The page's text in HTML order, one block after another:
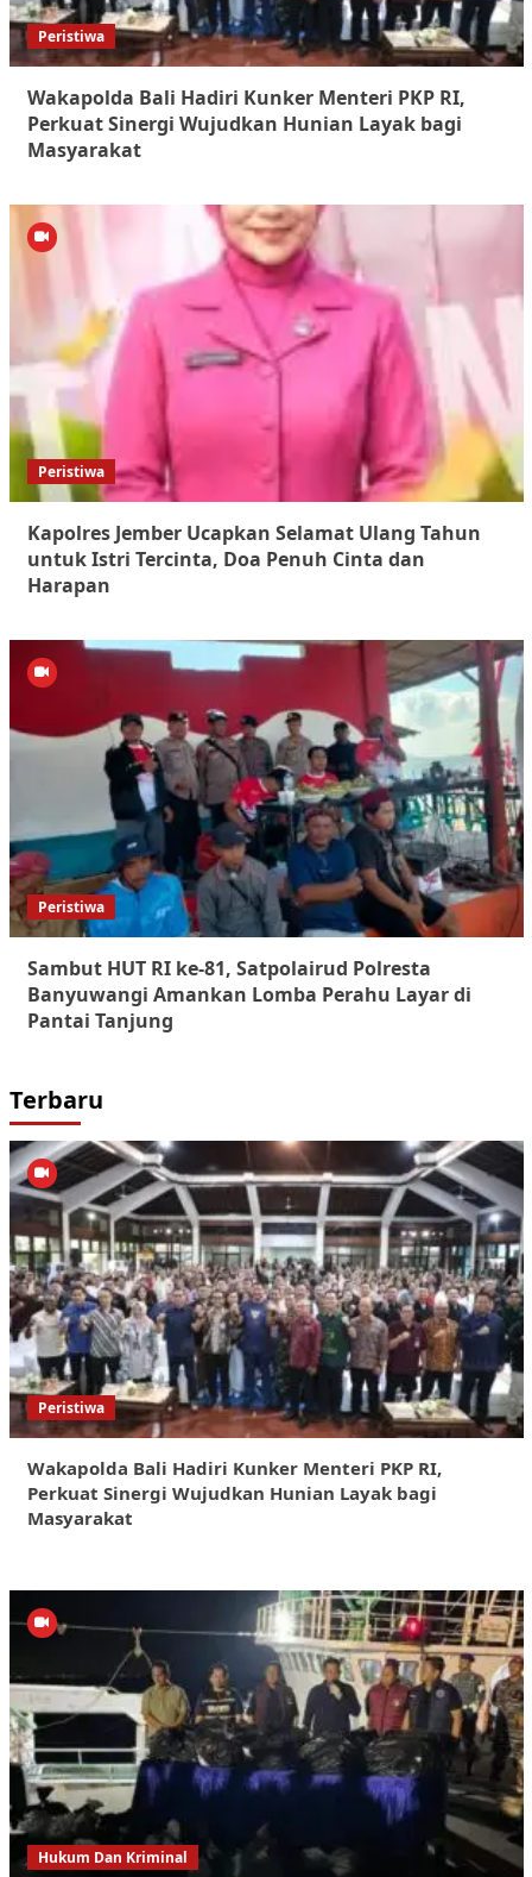
Peristiwa
Wakapolda Bali Hadiri Kunker Menteri PKP RI,
Perkuat Sinergi Wujudkan Hunian Layak bagi
Masyarakat
Peristiwa
Kapolres Jember Ucapkan Selamat Ulang Tahun
untuk Istri Tercinta, Doa Penuh Cinta dan
Harapan
Peristiwa
Sambut HUT RI ke-81, Satpolairud Polresta
Banyuwangi Amankan Lomba Perahu Layar di
Pantai Tanjung
Terbaru
Peristiwa
Wakapolda Bali Hadiri Kunker Menteri PKP RI,
Perkuat Sinergi Wujudkan Hunian Layak bagi
Masyarakat
Hukum Dan Kriminal